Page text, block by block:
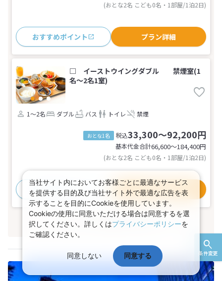
条件変更
(おとな2名 こども0名・1部屋/1泊2日)
おすすめポイント プラン詳細
□ イーストウイングダブル 禁煙室(1
名～2名1室)
1～2名 ダブル バス トイレ 禁煙
おとな1名 税込33,300～92,200円
基本代金合計66,600〜184,400円
(おとな2名 こども0名・1部屋/1泊2日)
おすすめポイント プラン詳細
このプランのお部屋を全て見る
当社サイト内においてお客様ごとに最適なサービス
を提供する目的及び当社サイト外で最適な広告を表
示することを目的にCookieを使用しています。
Cookieの使用に同意いただける場合は同意するを選
択してください。詳しくはプライバシーポリシーを
ご確認ください。
同意しない 同意する